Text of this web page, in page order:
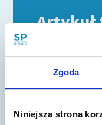
Zgoda
Niniejsza strona
Artykuł
swoje
-